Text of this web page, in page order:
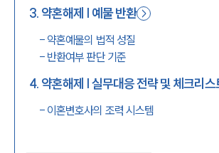
3. 약혼해제 | 예물 반환
- 약혼예물의 법적 성질
- 반환여부 판단 기준
4. 약혼해제 | 실무대응 전략 및 체크리스
- 이혼변호사의 조력 시스템